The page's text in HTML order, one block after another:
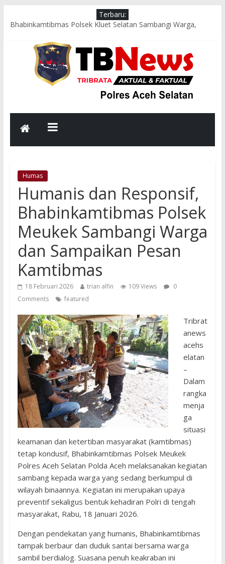
Terbaru:
Bhabinkamtibmas Polsek Kluet Selatan Sambangi Warga,
Jumat Berkah, Kapolsek Kluet Selatan Salurkan Bantuan
Sembako kepada Lansia dan Warga Kurang Mampu
Jumat Sehat, Polres Aceh Selatan Gelorakan Budaya Hidup
Sehat dan Peduli Lingkungan melalui Senam Bersama dan
PLN Evakuasi Pohon Tumbang, Jalur Nasional Kembali Lancar
Aksi Cepat Polres Aceh Selatan Evakuasi Pohon Tumbang,
Humas
Humanis dan Responsif,
Bhabinkamtibmas Polsek
Meukek Sambangi Warga
dan Sampaikan Pesan
Kamtibmas
18 Februari 2026 trian alfin 109 Views
0
Comments
featured
Tribrat
anews
acehs
elatan
–
Dalam
rangka
menja
ga
situasi
keamanan dan ketertiban masyarakat (kamtibmas)
tetap kondusif, Bhabinkamtibmas Polsek Meukek
Polres Aceh Selatan Polda Aceh melaksanakan kegiatan
sambang kepada warga yang sedang berkumpul di
wilayah binaannya. Kegiatan ini merupakan upaya
preventif sekaligus bentuk kehadiran Polri di tengah
masyarakat, Rabu, 18 Januari 2026.
Dengan pendekatan yang humanis, Bhabinkamtibmas
tampak berbaur dan duduk santai bersama warga
sambil berdialog. Suasana penuh keakraban ini